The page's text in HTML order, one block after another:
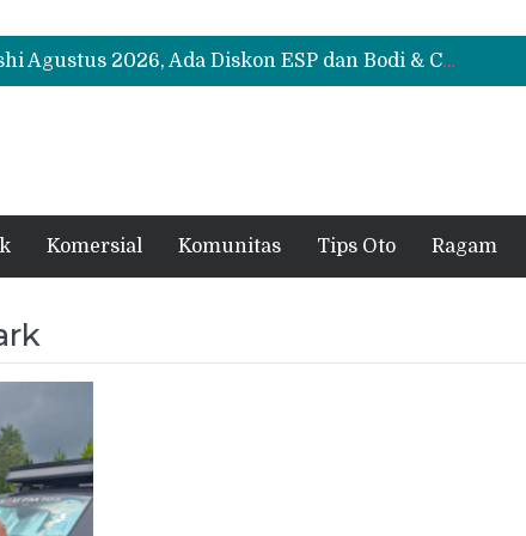
Bukan Cuma Layar 14,6 Inci, Ini Fitur Pintar Changan Nevo Q05 yang Dibanderol Rp309 Juta
Promo Servis Mitsubishi Agustus 2026, Ada Diskon ESP dan Bodi & Cat Kilau Merdeka
Suzuki XL7 Terbaru Jadi Favorit Test Drive di GIIAS 2026, Ini Fitur yang Paling Dipuji
Komersial Komunitas Tips Oto Ragam